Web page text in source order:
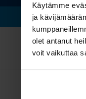
Käytämme
ja
olet antanut
voit vaikuttaa